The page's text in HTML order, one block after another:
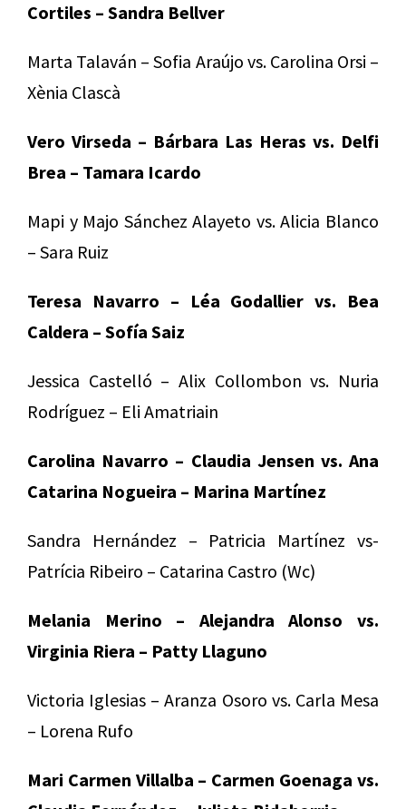
Cortiles – Sandra Bellver
Marta Talaván – Sofia Araújo vs. Carolina Orsi –
Xènia Clascà
Vero Virseda – Bárbara Las Heras vs. Delfi
Brea – Tamara Icardo
Mapi y Majo Sánchez Alayeto vs. Alicia Blanco
– Sara Ruiz
Teresa Navarro – Léa Godallier vs. Bea
Caldera – Sofía Saiz
Jessica Castelló – Alix Collombon vs. Nuria
Rodríguez – Eli Amatriain
Carolina Navarro – Claudia Jensen vs. Ana
Catarina Nogueira – Marina Martínez
Sandra Hernández – Patricia Martínez vs-
Patrícia Ribeiro – Catarina Castro (Wc)
Melania Merino – Alejandra Alonso vs.
Virginia Riera – Patty Llaguno
Victoria Iglesias – Aranza Osoro vs. Carla Mesa
– Lorena Rufo
Mari Carmen Villalba – Carmen Goenaga vs.